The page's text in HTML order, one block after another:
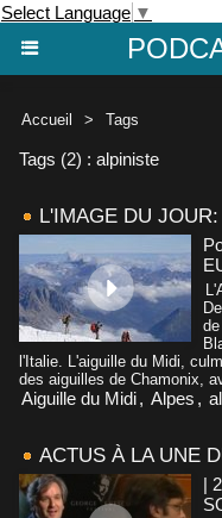
Select Language ▼
Accueil > Tags
Tags (2) : alpiniste
L'IMAGE DU
l'Italie. L'aiguille du Midi,
des aiguilles de Chamonix,
Aiguille du Midi, Alpes ,
ACTUS À LA UNE
|